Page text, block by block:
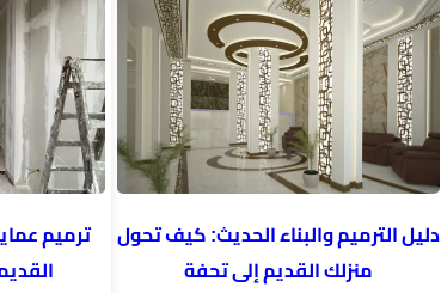
دليل الترميم والبناء الحديث: كيف تحول
منزلك القديم إلى تحفة
ترميم